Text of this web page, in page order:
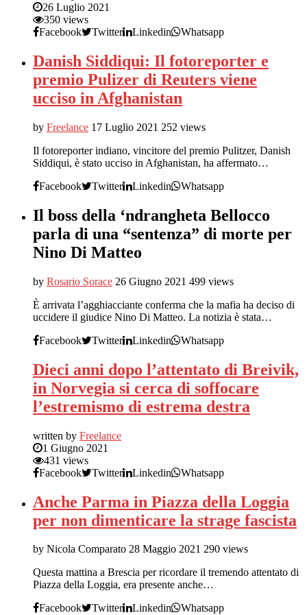
26 Luglio 2021
350 views
Facebook
Twitter Linkedin Whatsapp
Danish Siddiqui: Il fotoreporter e
premio Pulizer di Reuters viene
ucciso in Afghanistan
by Freelance 17 Luglio 2021 252 views
Il fotoreporter indiano, vincitore del premio Pulitzer, Danish
Siddiqui, è stato ucciso in Afghanistan, ha affermato…
Facebook
Twitter Linkedin Whatsapp
Il boss della ‘ndrangheta Bellocco
parla di una “sentenza” di morte per
Nino Di Matteo
by Rosario Sorace 26 Giugno 2021 499 views
È arrivata l’agghiacciante conferma che la mafia ha deciso di
uccidere il giudice Nino Di Matteo. La notizia è stata…
Facebook
Twitter Linkedin Whatsapp
Dieci anni dopo l’attentato di Breivik,
in Norvegia si cerca di soffocare
l’estremismo di estrema destra
written by Freelance
1 Giugno 2021
431 views
Facebook
Twitter Linkedin Whatsapp
Anche Parma in Piazza della Loggia
per non dimenticare la strage fascista
by Nicola Comparato 28 Maggio 2021 290 views
Questa mattina a Brescia per ricordare il tremendo attentato di
Piazza della Loggia, era presente anche…
Facebook
Twitter Linkedin Whatsapp